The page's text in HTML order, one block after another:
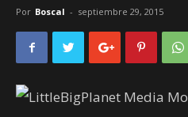
Por Boscal - septiembre 29, 2015